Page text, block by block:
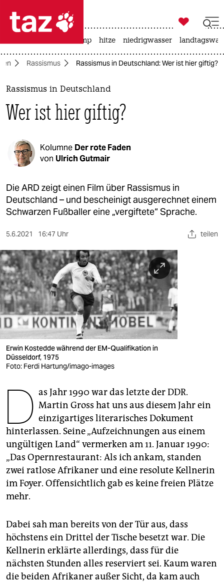
 taz zahl ich
taz zahl ich
themen
politik
öko
gesellschaft
kultur
sport
nord
wahrheit
verlag
verlag
veranstaltungen
shop
fragen & hilfe
unterstützen
genossenschaft
epaper login

taz zahl ich
usa unter trump hitze niedrigwasser
Rassismus Rassismus in Deutschland: Wer ist hier giftig?
Rassismus in Deutschland
Wer ist hier giftig?
Kolumne Der rote Faden
von Ulrich Gutmair
Die ARD zeigt einen Film über Rassismus in
Deutschland – und bescheinigt ausgerechnet einem
Schwarzen Fußballer eine „vergiftete“ Sprache.
5.6.2021 16:47 Uhr teilen
Erwin Kostedde während der EM-Qualifikation in
Düsseldorf, 1975
Foto: Ferdi Hartung/imago-images
D as Jahr 1990 war das letzte der DDR.
Martin Gross hat uns aus diesem Jahr ein
einzigartiges literarisches Dokument
hinterlassen. Seine „Aufzeichnungen aus einem
ungültigen Land“ vermerken am 11. Januar 1990:
„Das Opernrestaurant: Als ich ankam, standen
zwei ratlose Afrikaner und eine resolute Kellnerin
im Foyer. Offensichtlich gab es keine freien Plätze
mehr.
Dabei sah man bereits von der Tür aus, dass
höchstens ein Drittel der Tische besetzt war. Die
Kellnerin erklärte allerdings, dass für die
nächsten Stunden alles reserviert sei. Kaum waren
die beiden Afrikaner außer Sicht, da kam auch